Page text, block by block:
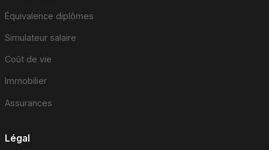
Équivalence diplômes
Simulateur salaire
Coût de vie
Immobilier
Assurances
Légal